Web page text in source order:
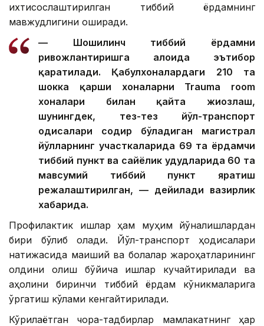
ихтисослаштирилган тиббий ёрдамнинг
мавжудлигини оширади.
— Шошилинч тиббий ёрдамни
ривожлантиришга алоҳида эътибор
қаратилади. Қабулхоналардаги 210 та
шокка қарши хоналарни Trauma room
хоналари билан қайта жиҳозлаш,
шунингдек, тез-тез йўл-транспорт
ҳодисалари содир бўладиган магистрал
йўлларнинг участкаларида 69 та ёрдамчи
тиббий пункт ва сайёҳлик ҳудудларида 60 та
мавсумий тиббий пункт яратиш
режалаштирилган, — дейилади вазирлик
хабарида.
Профилактик ишлар ҳам муҳим йўналишлардан
бири бўлиб қолади. Йўл-транспорт ҳодисалари
натижасида маиший ва болалар жароҳатларининг
олдини олиш бўйича ишлар кучайтирилади ва
аҳолини биринчи тиббий ёрдам кўникмаларига
ўргатиш кўлами кенгайтирилади.
Кўрилаётган чора-тадбирлар мамлакатнинг ҳар